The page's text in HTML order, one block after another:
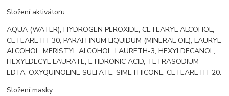
Složení aktivátoru:
AQUA (WATER), HYDROGEN PEROXIDE, CETEARYL ALCOHOL,
CETEARETH-30, PARAFFINUM LIQUIDUM (MINERAL OIL), LAURYL
ALCOHOL, MERISTYL ALCOHOL, LAURETH-3, HEXYLDECANOL,
HEXYLDECYL LAURATE, ETIDRONIC ACID, TETRASODIUM
EDTA, OXYQUINOLINE SULFATE, SIMETHICONE, CETEARETH-20.
Složení masky: